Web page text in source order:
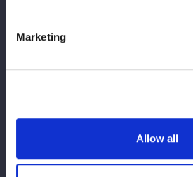
Marketing
Allow all